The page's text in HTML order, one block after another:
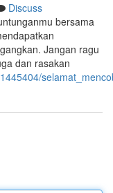
Discuss
bersama
Jangan ragu
dan rasakan